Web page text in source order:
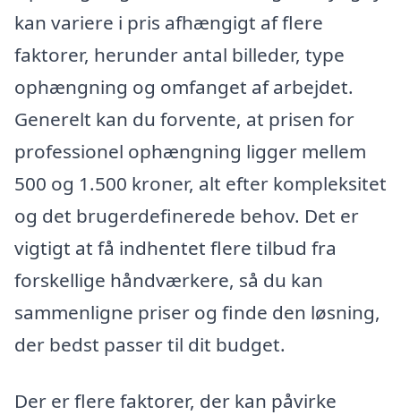
kan variere i pris afhængigt af flere
faktorer, herunder antal billeder, type
ophængning og omfanget af arbejdet.
Generelt kan du forvente, at prisen for
professionel ophængning ligger mellem
500 og 1.500 kroner, alt efter kompleksitet
og det brugerdefinerede behov. Det er
vigtigt at få indhentet flere tilbud fra
forskellige håndværkere, så du kan
sammenligne priser og finde den løsning,
der bedst passer til dit budget.
Der er flere faktorer, der kan påvirke